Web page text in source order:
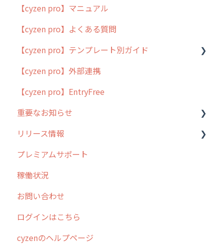
cyzen pro とは？
簡易マニュアル
cyzen proの位置情報取得について
用語集
よくある質問
【cyzen pro】マニュアル
【cyzen pro】よくある質問
【cyzen pro】テンプレート別ガイド
ポスティング
ラウンダー
メンテナンス
外廻り営業
清掃
不動産
【cyzen pro】外部連携
【cyzen pro】EntryFree
重要なお知らせ
過去の重要なお知らせ
障害情報
リリース情報
リリース
2026年のリリース情報
2025年のリリース情報
2024年のリリース情報
2023年のリリース情報
プレミアムサポート
稼働状況
お問い合わせ
ログインはこちら
cyzenのヘルプページ